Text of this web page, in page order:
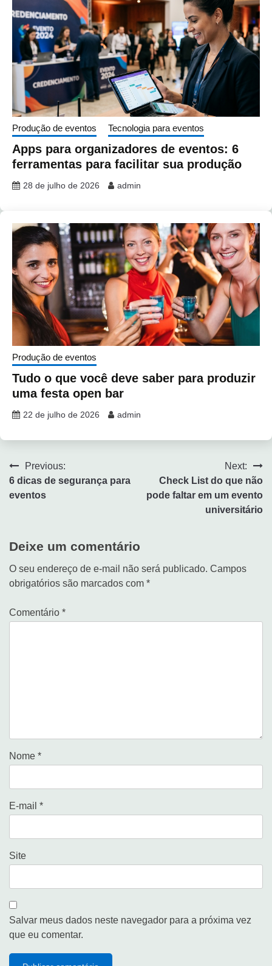
Produção de eventos Tecnologia para eventos
Apps para organizadores de eventos: 6
ferramentas para facilitar sua produção
28 de julho de 2026 admin
Produção de eventos
Tudo o que você deve saber para produzir
uma festa open bar
22 de julho de 2026 admin
Previous:
6 dicas de segurança para
eventos
Next:
Check List do que não
pode faltar em um evento
universitário
Deixe um comentário
O seu endereço de e-mail não será publicado. Campos
obrigatórios são marcados com *
Comentário *
Nome *
E-mail *
Site
Salvar meus dados neste navegador para a próxima vez
que eu comentar.